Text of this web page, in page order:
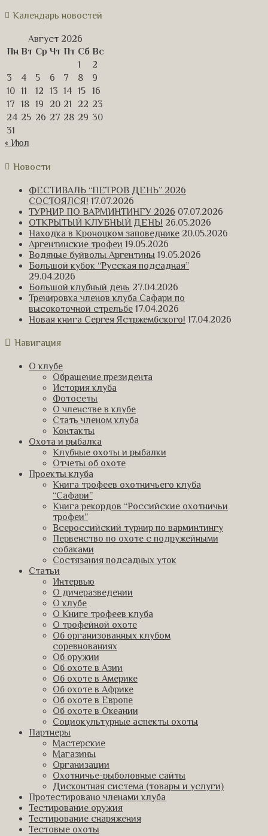
Календарь новостей
Август 2026
Пн Вт Ср Чт Пт Сб Вс
1
2
3
4 5 6 7 8
9
10 11 12 13 14 15
16
17
18 19 20 21 22 23
24 25 26 27 28 29 30
31
« Июл
Новости
ФЕСТИВАЛЬ “ПЕТРОВ ДЕНЬ” 2026
СОСТОЯЛСЯ! 17.07.2026
ТУРНИР ПО ВАРМИНТИНГУ 2026 07.07.2026
ОТКРЫТЫЙ КЛУБНЫЙ ДЕНЬ! 26.05.2026
Находка в Кроноцком заповеднике 20.05.2026
Аргентинские трофеи 19.05.2026
Водяные буйволы Аргентины 19.05.2026
Большой кубок “Русская подсадная”
29.04.2026
Большой клубный день 27.04.2026
Тренировка членов клуба Сафари по
высокоточной стрельбе 17.04.2026
Новая книга Сергея Ястржембского! 17.04.2026
Навигация
О клубе
Обращение президента
История клуба
Фотосеты
О членстве в клубе
Стать членом клуба
Контакты
Охота и рыбалка
Клубные охоты и рыбалки
Отчеты об охоте
Проекты клуба
Книга трофеев охотничьего клуба
“Сафари”
Книга рекордов “Российские охотничьи
трофеи”
Всероссийский турнир по варминтингу
Первенство по охоте с подружейными
собаками
Состязания подсадных уток
Статьи
Интервью
О дичеразведении
О клубе
О Книге трофеев клуба
О трофейной охоте
Об организованных клубом
соревнованиях
Об оружии
Об охоте в Азии
Об охоте в Америке
Об охоте в Африке
Об охоте в Европе
Об охоте в Океании
Социокультурные аспекты охоты
Партнеры
Мастерские
Магазины
Организации
Охотничье-рыболовные сайты
Дисконтная система (товары и услуги)
Протестировано членами клуба
Тестирование оружия
Тестирование снаряжения
Тестовые охоты